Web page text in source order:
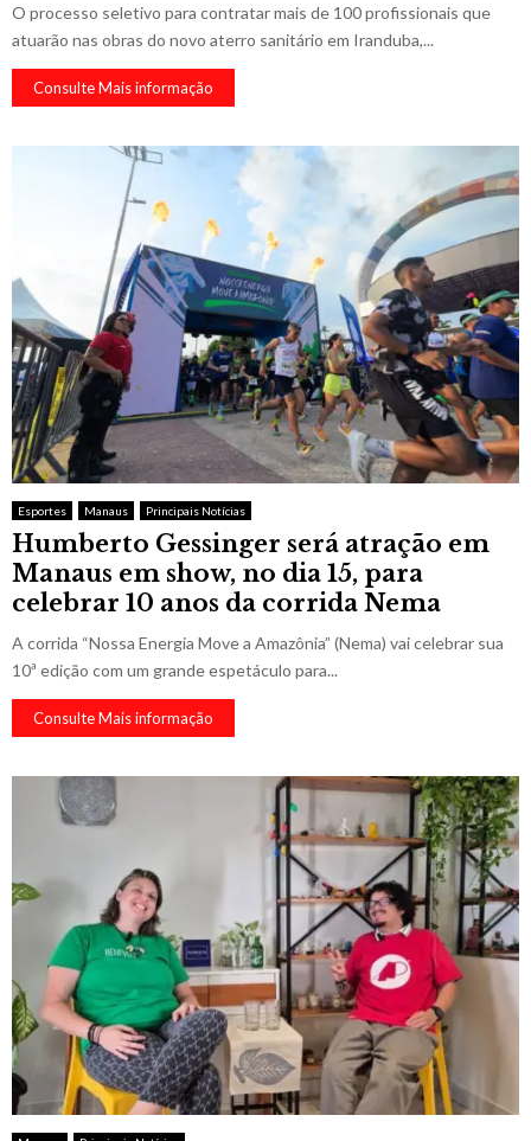
O processo seletivo para contratar mais de 100 profissionais que
atuarão nas obras do novo aterro sanitário em Iranduba,...
Consulte Mais informação
Esportes Manaus Principais Notícias
Humberto Gessinger será atração em
Manaus em show, no dia 15, para
celebrar 10 anos da corrida Nema
A corrida “Nossa Energia Move a Amazônia” (Nema) vai celebrar sua
10ª edição com um grande espetáculo para...
Consulte Mais informação